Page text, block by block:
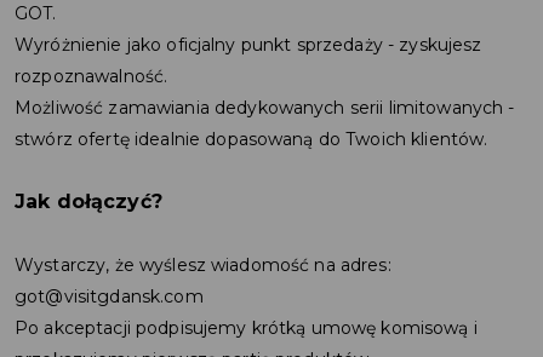
GOT.
Wyróżnienie jako oficjalny punkt sprzedaży - zyskujesz
rozpoznawalność.
Możliwość zamawiania dedykowanych serii limitowanych -
stwórz ofertę idealnie dopasowaną do Twoich klientów.
Jak dołączyć?
Wystarczy, że wyślesz wiadomość na adres:
got@visitgdansk.com
Po akceptacji podpisujemy krótką umowę komisową i